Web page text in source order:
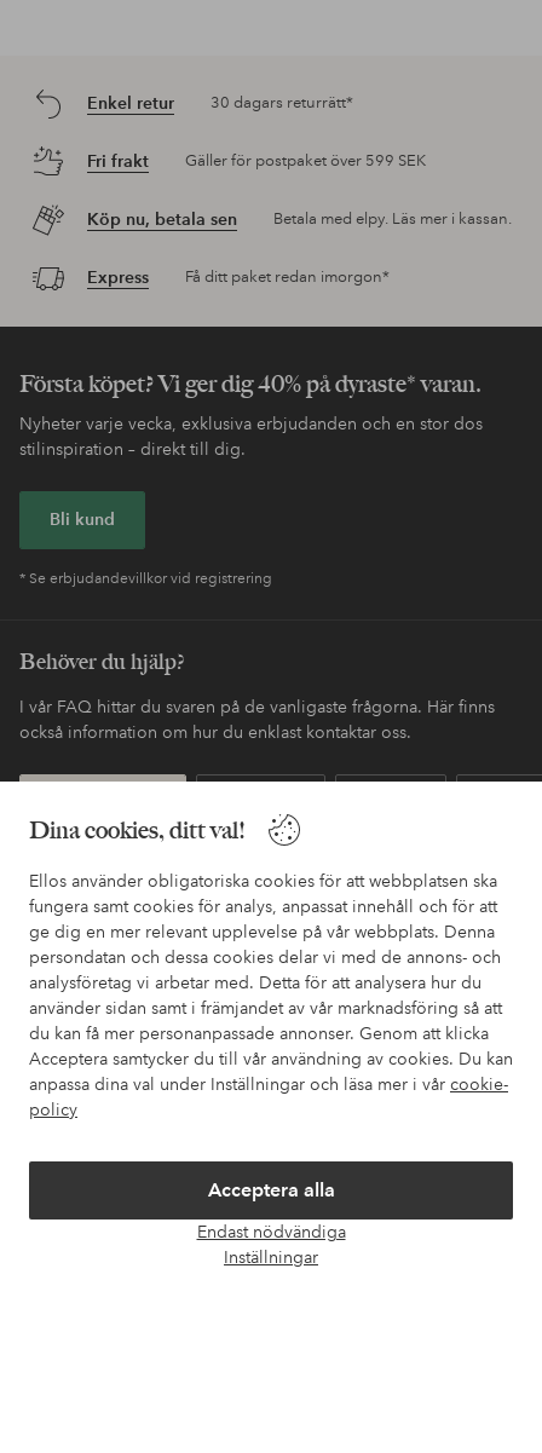
Dina cookies, ditt val!
Ellos använder obligatoriska cookies för att webbplatsen ska
fungera samt cookies för analys, anpassat innehåll och för att
ge dig en mer relevant upplevelse på vår webbplats. Denna
persondatan och dessa cookies delar vi med de annons- och
analysföretag vi arbetar med. Detta för att analysera hur du
använder sidan samt i främjandet av vår marknadsföring så att
du kan få mer personanpassade annonser. Genom att klicka
Acceptera samtycker du till vår användning av cookies. Du kan
anpassa dina val under Inställningar och läsa mer i vår cookie-
policy
Acceptera alla
Endast nödvändiga
Inställningar
Enkel retur 30 dagars returrätt*
Fri frakt Gäller för postpaket över 599 SEK
Köp nu, betala sen Betala med elpy. Läs mer i kassan.
Express Få ditt paket redan imorgon*
Första köpet? Vi ger dig 40% på dyraste* varan.
Nyheter varje vecka, exklusiva erbjudanden och en stor dos
stilinspiration – direkt till dig.
Bli kund
* Se erbjudandevillkor vid registrering
Behöver du hjälp?
I vår FAQ hittar du svaren på de vanligaste frågorna. Här finns
också information om hur du enklast kontaktar oss.
Mina sidor
Om Ellos
Våra tjänster
Villkor
Vänner